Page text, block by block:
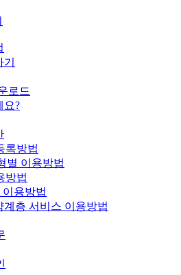
로드
요?
록방법
별 이용방법
방법
용방법
계층 서비스 이용방법